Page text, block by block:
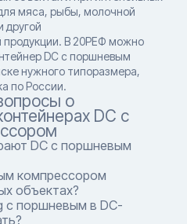
мяса, рыбы, молочной
другой
продукции. В 20РЕФ можно
DC с поршневым
нужного типоразмера,
по России.
о
DC с
DC с поршневым
компрессором
объектах?
с поршневым в DC-